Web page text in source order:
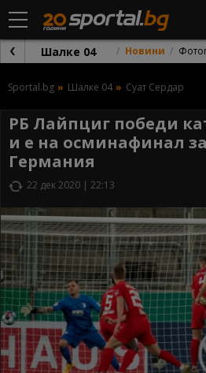
Шалке 04 Новини
Sportal.bg Шалке 04 Суат Сердар
РБ Лайпциг победи
и е на осминафинал
Германия
22 дек 2020 | 22:13